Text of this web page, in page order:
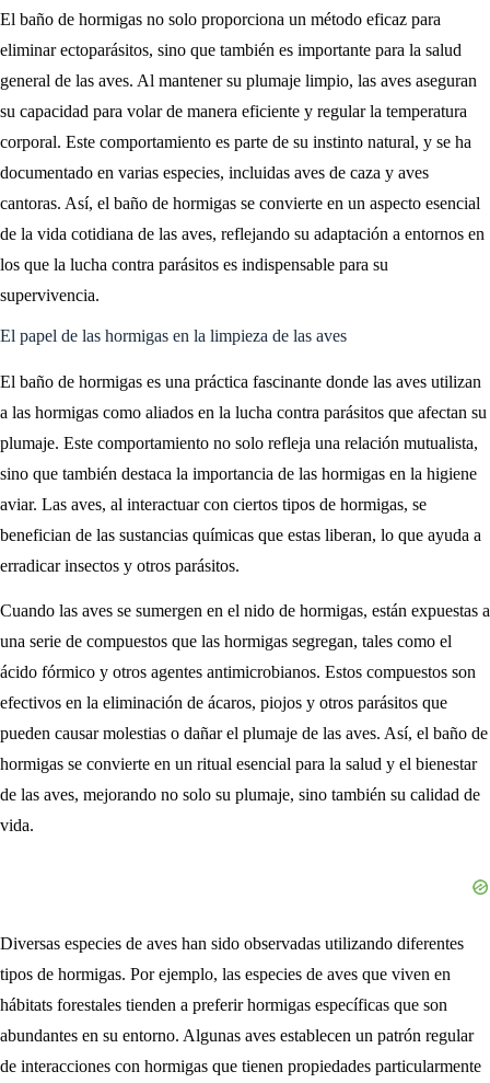
El baño de hormigas no solo proporciona un método eficaz para
eliminar ectoparásitos, sino que también es importante para la salud
general de las aves. Al mantener su plumaje limpio, las aves aseguran
su capacidad para volar de manera eficiente y regular la temperatura
corporal. Este comportamiento es parte de su instinto natural, y se ha
documentado en varias especies, incluidas aves de caza y aves
cantoras. Así, el baño de hormigas se convierte en un aspecto esencial
de la vida cotidiana de las aves, reflejando su adaptación a entornos en
los que la lucha contra parásitos es indispensable para su
supervivencia.
El papel de las hormigas en la limpieza de las aves
El baño de hormigas es una práctica fascinante donde las aves utilizan
a las hormigas como aliados en la lucha contra parásitos que afectan su
plumaje. Este comportamiento no solo refleja una relación mutualista,
sino que también destaca la importancia de las hormigas en la higiene
aviar. Las aves, al interactuar con ciertos tipos de hormigas, se
benefician de las sustancias químicas que estas liberan, lo que ayuda a
erradicar insectos y otros parásitos.
Cuando las aves se sumergen en el nido de hormigas, están expuestas a
una serie de compuestos que las hormigas segregan, tales como el
ácido fórmico y otros agentes antimicrobianos. Estos compuestos son
efectivos en la eliminación de ácaros, piojos y otros parásitos que
pueden causar molestias o dañar el plumaje de las aves. Así, el baño de
hormigas se convierte en un ritual esencial para la salud y el bienestar
de las aves, mejorando no solo su plumaje, sino también su calidad de
vida.
Diversas especies de aves han sido observadas utilizando diferentes
tipos de hormigas. Por ejemplo, las especies de aves que viven en
hábitats forestales tienden a preferir hormigas específicas que son
abundantes en su entorno. Algunas aves establecen un patrón regular
de interacciones con hormigas que tienen propiedades particularmente